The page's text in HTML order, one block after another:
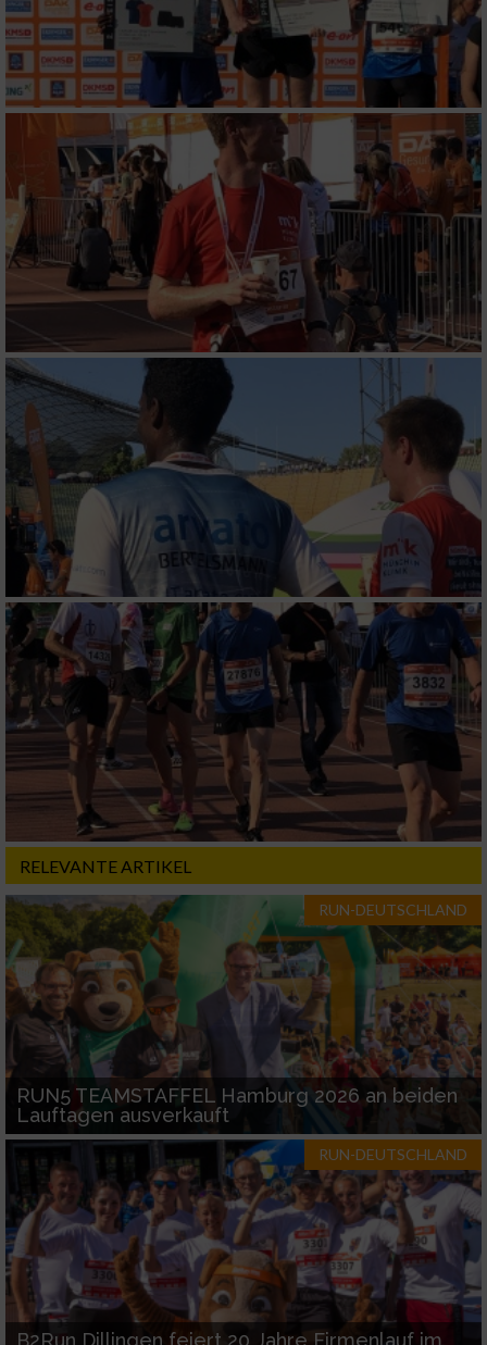
RELEVANTE ARTIKEL
RUN-DEUTSCHLAND
RUN5 TEAMSTAFFEL Hamburg 2026 an beiden
Lauftagen ausverkauft
RUN-DEUTSCHLAND
B2Run Dillingen feiert 20 Jahre Firmenlauf im
Analyse von Zielgruppen durch Statistiken
oder Kombinationen von Daten aus
verschiedenen Quellen
Entwicklung und Verbesserung der Angebote
Verwendung reduzierter Daten zur Auswahl
von Inhalten
IAB-Besonderheiten:
Verwendung genauer Standortdaten
Geräte anhand von aktiv angeforderten
Informationen identifizieren
Nicht-IAB-Verarbeitungszwecke:
Notwendig
Performance
Funktional
Werbung